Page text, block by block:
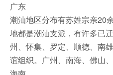
广东
潮汕地区分布有苏姓宗亲20
地都是潮汕支派，有许多已
州、怀集、罗定、顺德、南
谊组织。广州、南海、佛山